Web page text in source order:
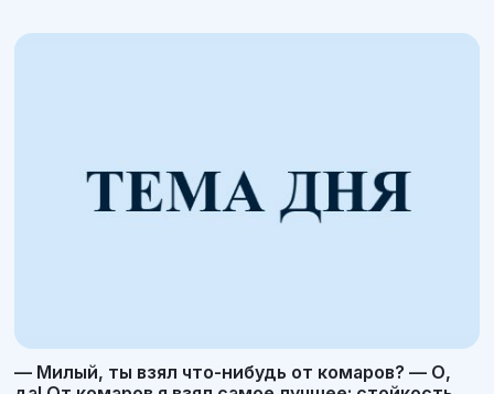
— Милый, ты взял что-нибудь от комаров? — О,